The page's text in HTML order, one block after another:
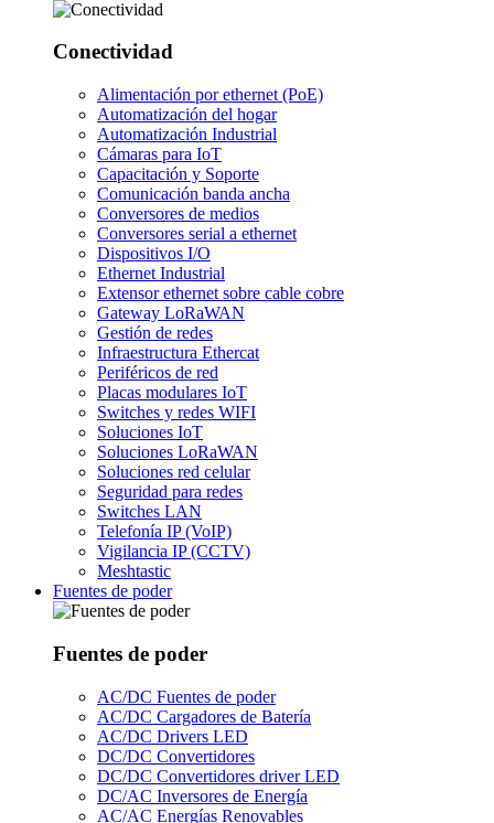
Conectividad
Alimentación por ethernet (PoE)
Automatización del hogar
Automatización Industrial
Cámaras para IoT
Capacitación y Soporte
Comunicación banda ancha
Conversores de medios
Conversores serial a ethernet
Dispositivos I/O
Ethernet Industrial
Extensor ethernet sobre cable cobre
Gateway LoRaWAN
Gestión de redes
Infraestructura Ethercat
Periféricos de red
Placas modulares IoT
Switches y redes WIFI
Soluciones IoT
Soluciones LoRaWAN
Soluciones red celular
Seguridad para redes
Switches LAN
Telefonía IP (VoIP)
Vigilancia IP (CCTV)
Meshtastic
Fuentes de poder
Fuentes de poder
AC/DC Fuentes de poder
AC/DC Cargadores de Batería
AC/DC Drivers LED
DC/DC Convertidores
DC/DC Convertidores driver LED
DC/AC Inversores de Energía
AC/AC Energías Renovables